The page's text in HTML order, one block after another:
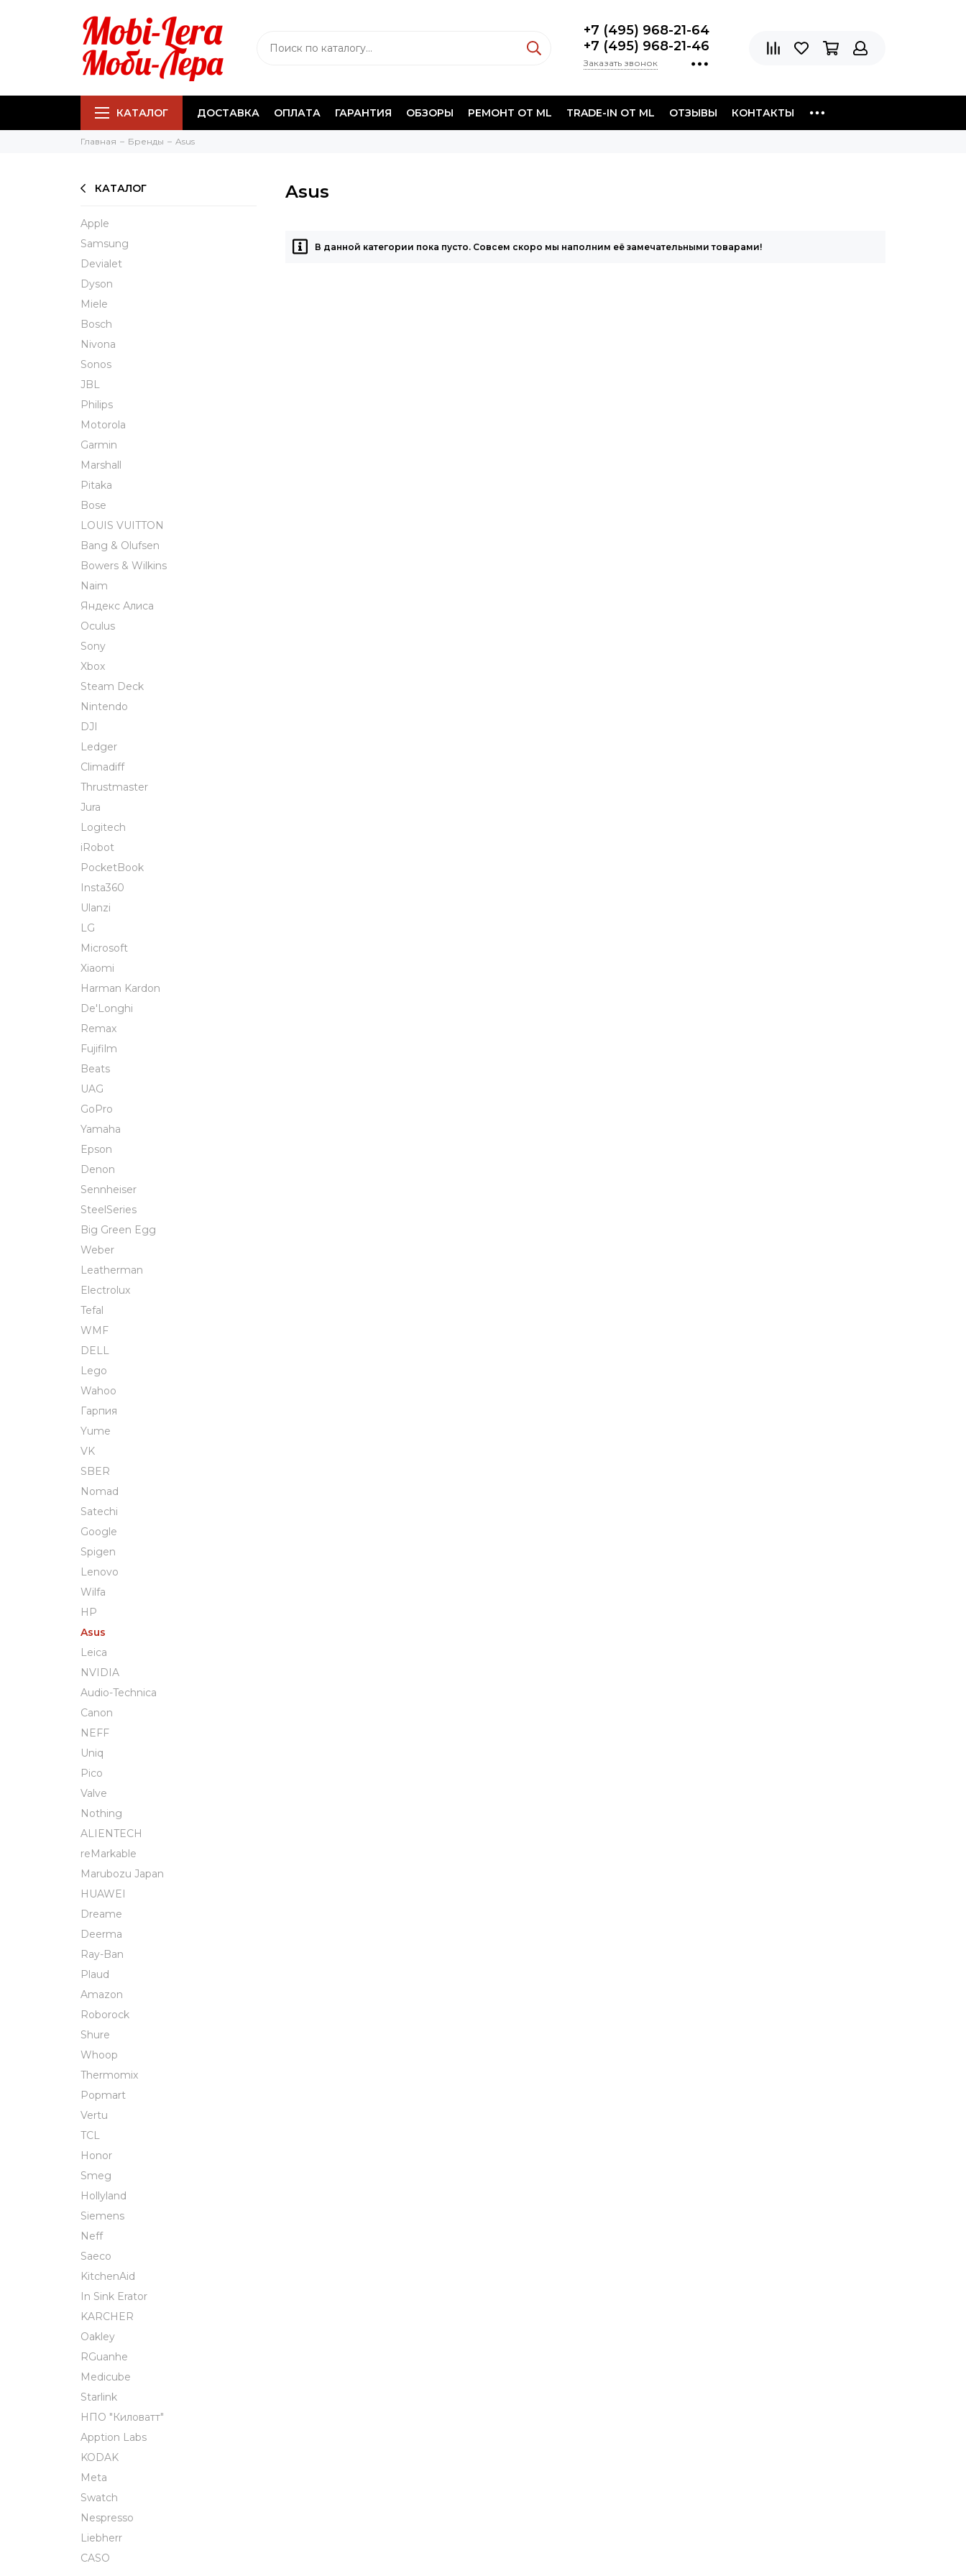
+7 (495) 968-21-64
+7 (495) 968-21-46
Заказать звонок
КАТАЛОГ ДОСТАВКА ОПЛАТА ГАРАНТИЯ ОБЗОРЫ РЕМОНТ ОТ ML TRADE-IN ОТ ML ОТЗЫВЫ КОНТАКТЫ
Главная Бренды Asus
КАТАЛОГ
Apple
Samsung
Devialet
Dyson
Miele
Bosch
Nivona
Sonos
JBL
Philips
Motorola
Garmin
Marshall
Pitaka
Bose
LOUIS VUITTON
Bang & Olufsen
Bowers & Wilkins
Naim
Яндекс Алиса
Oculus
Sony
Xbox
Steam Deck
Nintendo
DJI
Ledger
Climadiff
Thrustmaster
Jura
Logitech
iRobot
PocketBook
Insta360
Ulanzi
LG
Microsoft
Xiaomi
Harman Kardon
De'Longhi
Remax
Fujifilm
Beats
UAG
GoPro
Yamaha
Epson
Denon
Sennheiser
SteelSeries
Big Green Egg
Weber
Leatherman
Electrolux
Tefal
WMF
DELL
Lego
Wahoo
Гарпия
Yume
VK
SBER
Nomad
Satechi
Google
Spigen
Lenovo
Wilfa
HP
Asus
Leica
NVIDIA
Audio-Technica
Canon
NEFF
Uniq
Pico
Valve
Nothing
ALIENTECH
reMarkable
Marubozu Japan
HUAWEI
Dreame
Deerma
Ray-Ban
Plaud
Amazon
Roborock
Shure
Whoop
Thermomix
Popmart
Vertu
TCL
Honor
Smeg
Hollyland
Siemens
Neff
Saeco
KitchenAid
In Sink Erator
KARCHER
Oakley
RGuanhe
Medicube
Starlink
НПО "Киловатт"
Apption Labs
KODAK
Meta
Swatch
Nespresso
Liebherr
CASO
Asus
В данной категории пока пусто. Совсем скоро мы наполним её замечательными товарами!